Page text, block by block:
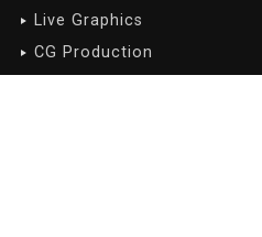
Live Graphics
CG Production